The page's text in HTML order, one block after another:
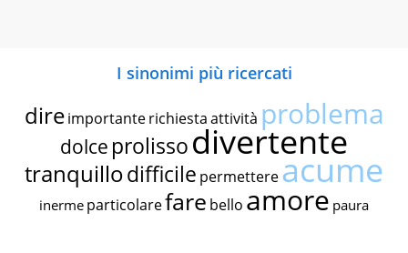
I sinonimi più ricercati
dire importante richiestaattività problema
dolce prolissodivertente
tranquillodifficile permettereacume
inerme particolarefare bello amore paura